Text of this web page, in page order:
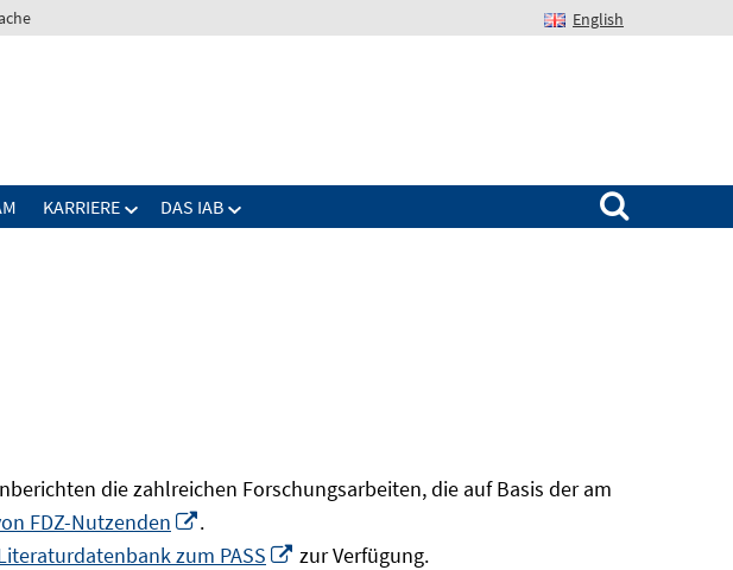
English
KARRIERE DAS IAB
Suchen nach:
die zahlreichen Forschungsarbeiten, die auf Basis der am
FDZ-Nutzenden
In
neuem
.
zum PASS
In
zur Verfügung.